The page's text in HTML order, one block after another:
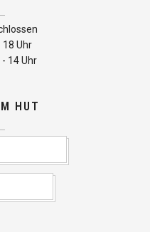
18 Uhr
14 Uhr
HUT